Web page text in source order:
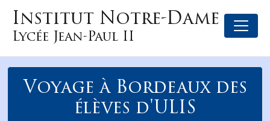
Institut Notre-Dame
Lycée Jean-Paul II
Voyage à Bordeaux des
élèves d'ULIS